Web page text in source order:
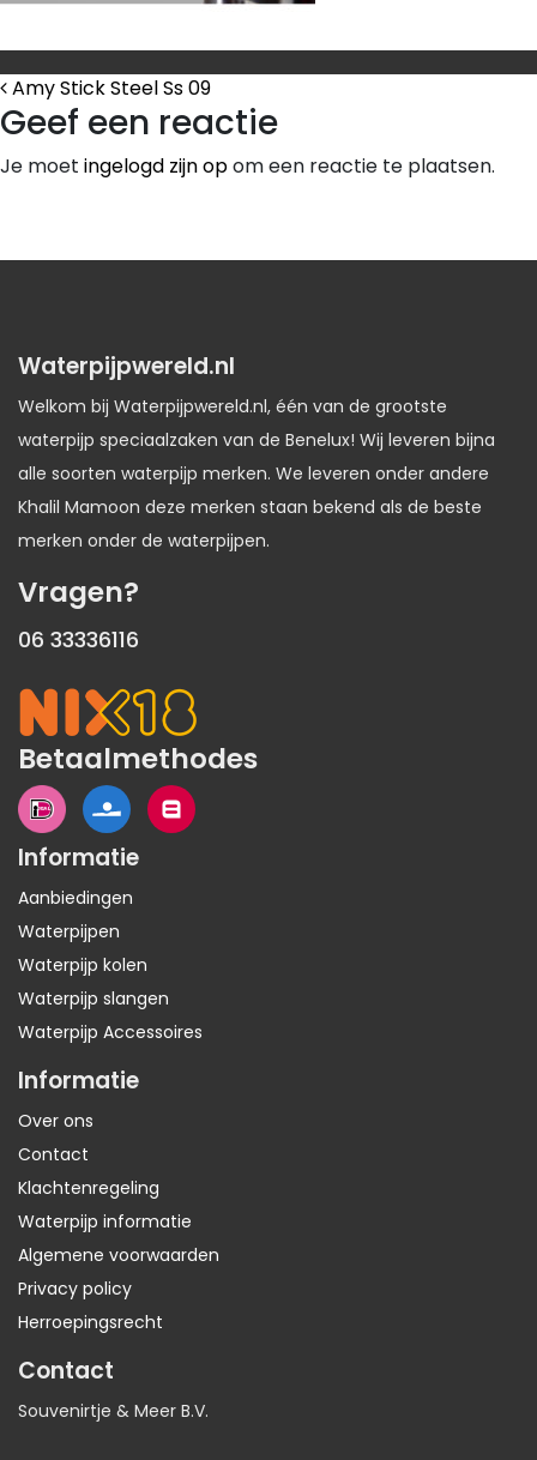
Bericht Navigatie
Amy Stick Steel Ss 09
Geef een reactie
Je moet ingelogd zijn opom een reactie te plaatsen.
Waterpijpwereld.nl
Welkom bij Waterpijpwereld.nl, één van de grootste
waterpijp speciaalzaken van de Benelux! Wij leveren bijna
alle soorten waterpijp merken. We leveren onder andere
Khalil Mamoon deze merken staan bekend als de beste
merken onder de waterpijpen.
Vragen?
06 33336116
Betaalmethodes
Informatie
Aanbiedingen
Waterpijpen
Waterpijp kolen
Waterpijp slangen
Waterpijp Accessoires
Informatie
Over ons
Contact
Klachtenregeling
Waterpijp informatie
Algemene voorwaarden
Privacy policy
Herroepingsrecht
Contact
Souvenirtje & Meer B.V.